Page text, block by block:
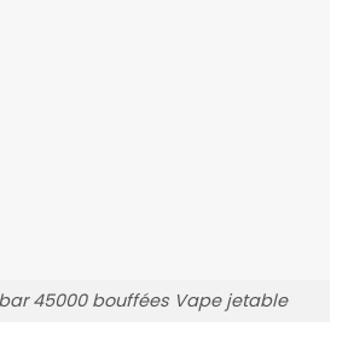
45000 bouffées Vape jetable